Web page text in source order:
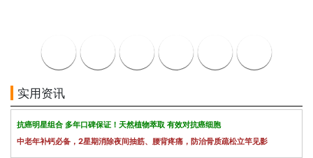
实用资讯
抗癌明星组合 多年口碑保证！天然植物萃取 有效对抗癌细胞
中老年补钙必备，2星期消除夜间抽筋、腰背疼痛，防治骨质疏松立竿见影